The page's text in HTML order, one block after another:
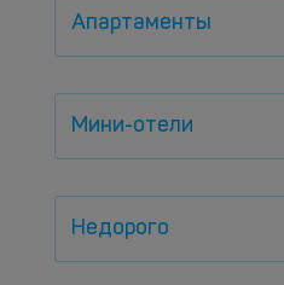
Апартаменты
Мини-отели
Недорого